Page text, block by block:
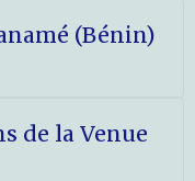
(Bénin)
de la Venue